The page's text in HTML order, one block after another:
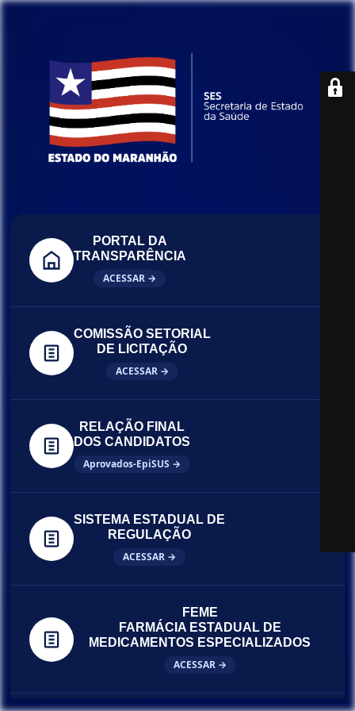
PORTAL DA
TRANSPARÊNCIA
ACESSAR →
COMISSÃO SETORIAL
DE LICITAÇÃO
ACESSAR →
RELAÇÃO FINAL
DOS CANDIDATOS
Aprovados-EpiSUS →
SISTEMA ESTADUAL DE
REGULAÇÃO
ACESSAR →
FEME
FARMÁCIA ESTADUAL DE
MEDICAMENTOS ESPECIALIZADOS
ACESSAR →